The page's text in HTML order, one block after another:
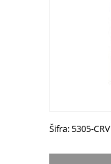
Šifra: 5305-CRV